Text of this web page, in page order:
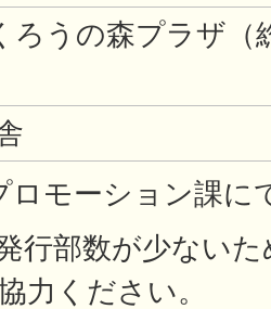
ろうの森プラザ（
モーション課に
行部数が少ない
力ください。